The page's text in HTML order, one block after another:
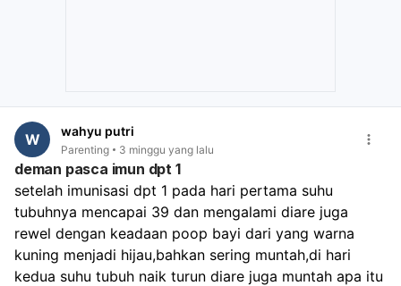
W wahyu putri
Parenting 3 minggu yang lalu
deman pasca imun dpt 1
setelah imunisasi dpt 1 pada hari pertama suhu
tubuhnya mencapai 39 dan mengalami diare juga
rewel dengan keadaan poop bayi dari yang warna
kuning menjadi hijau,bahkan sering muntah,di hari
kedua suhu tubuh naik turun diare juga muntah apa itu